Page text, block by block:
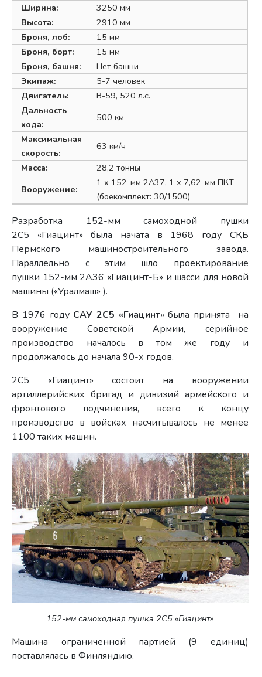
Ширина:
3250 мм
Высота:
2910 мм
Броня, лоб:
15 мм
Броня, борт:
15 мм
Броня, башня:
Нет башни
Экипаж:
5-7 человек
Двигатель:
В-59, 520 л.с.
Дальность
хода:
500 км
Максимальная
скорость:
63 км/ч
Масса:
28,2 тонны
Вооружение:
1 х 152-мм 2А37, 1 х 7,62-мм ПКТ
(боекомплект: 30/1500)
Разработка 152-мм самоходной пушки
2С5 «Гиацинт» была начата в 1968 году СКБ
Пермского машиностроительного завода.
Параллельно с этим шло проектирование
пушки 152-мм 2А36 «Гиацинт-Б» и шасси для новой
машины («Уралмаш» ).
В 1976 году САУ 2С5 «Гиацинт» была принята на
вооружение Советской Армии, серийное
производство началось в том же году и
продолжалось до начала 90-х годов.
2С5 «Гиацинт» состоит на вооружении
артиллерийских бригад и дивизий армейского и
фронтового подчинения, всего к концу
производство в войсках насчитывалось не менее
1100 таких машин.
152-мм самоходная пушка 2С5 «Гиацинт»
Машина ограниченной партией (9 единиц)
поставлялась в Финляндию.